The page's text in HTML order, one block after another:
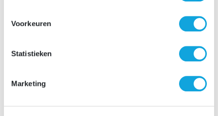
Voorkeuren
Statistieken
Marketing
ontvangen. Benieuwd naar het vervolgtraject? Lees